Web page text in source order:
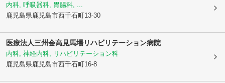
内科, 呼吸器科, 胃腸科, ...
鹿児島県鹿児島市西千石町13-30
医療法人三州会高見馬場リハビリテーション病院
内科, 神経内科, リハビリテーション科
鹿児島県鹿児島市西千石町16-8